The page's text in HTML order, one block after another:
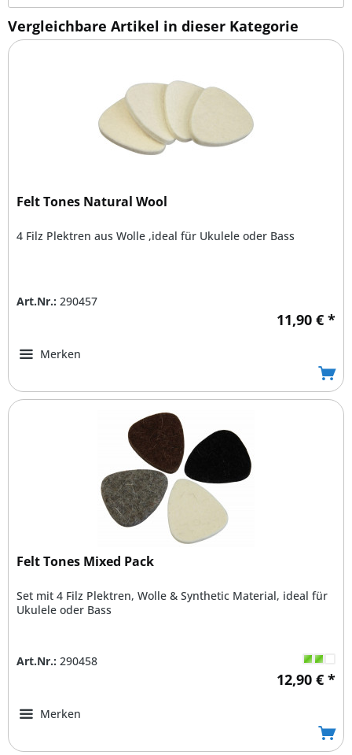
Vergleichbare Artikel in dieser Kategorie
Felt Tones Natural Wool
4 Filz Plektren aus Wolle ,ideal für Ukulele oder Bass
Art.Nr.: 290457
11,90 € *
Merken
Felt Tones Mixed Pack
Set mit 4 Filz Plektren, Wolle & Synthetic Material, ideal für
Ukulele oder Bass
Art.Nr.: 290458
12,90 € *
Merken